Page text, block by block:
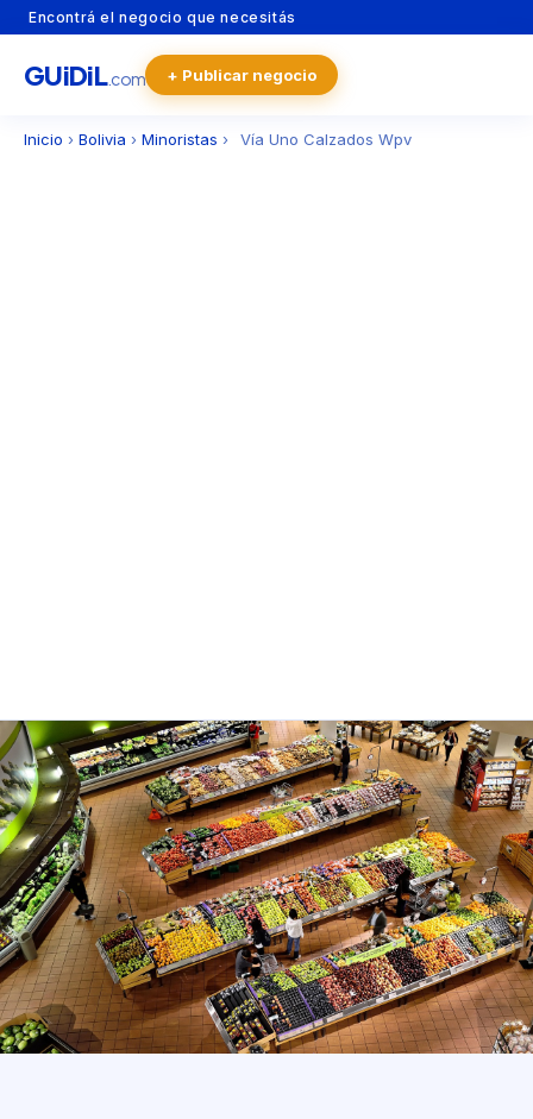
Encontrá el negocio que necesitás
GUiDiL.com + Publicar negocio
Inicio › Bolivia › Minoristas › Vía Uno Calzados Wpv